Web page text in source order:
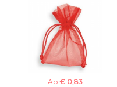
Ab € 0,83